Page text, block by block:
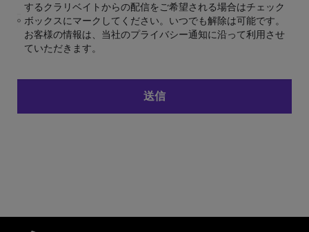
するクラリベイトからの配信をご希望される場合はチェック
ボックスにマークしてください。いつでも解除は可能です。
お客様の情報は、当社のプライバシー通知に沿って利用させ
ていただきます。